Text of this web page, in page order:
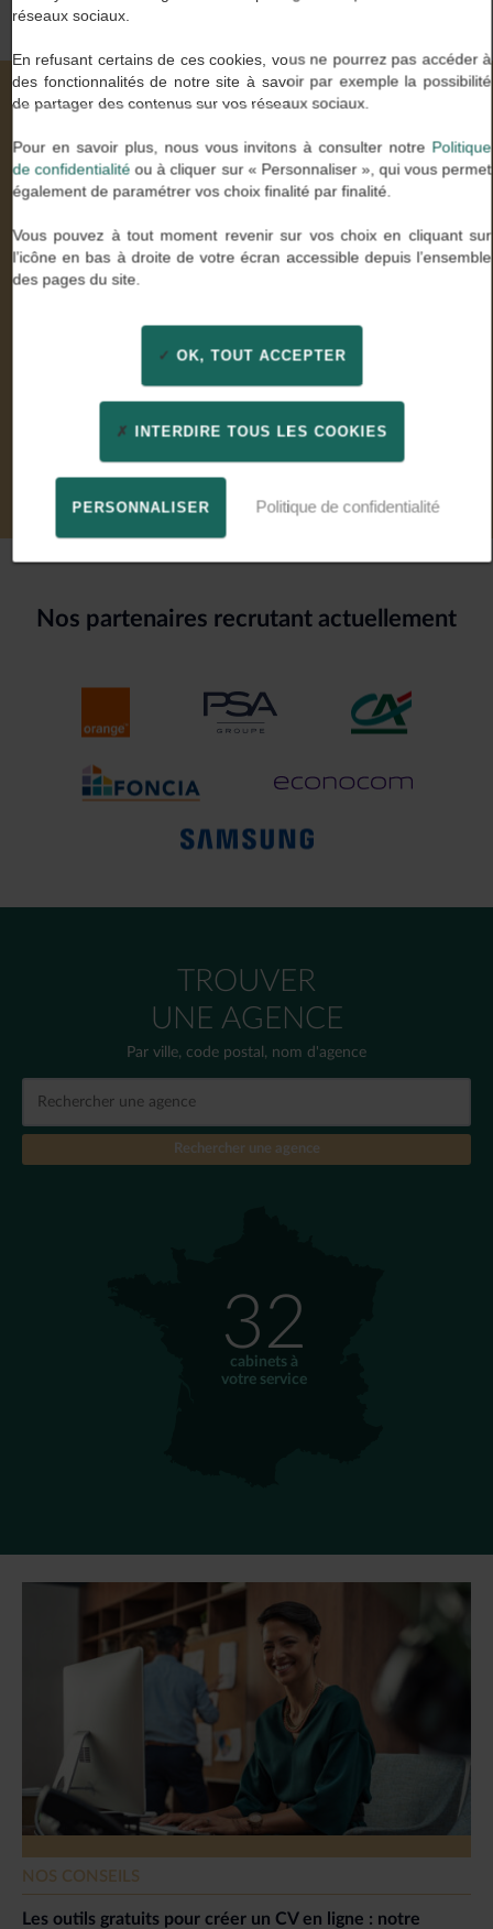
Nos valeurs à travers vos mots
Comptable général
« Enfin des consultants experts de mon métier qui ont
Nos partenaires recrutant actuellement
TROUVER
UNE AGENCE
Par ville, code postal, nom d'agence
32
cabinets à
votre service
NOS CONSEILS
Les outils gratuits pour créer un CV en ligne : notre
réseaux sociaux.
En refusant certains de ces cookies, vous ne pourrez pas accéder à
des fonctionnalités de notre site à savoir par exemple la possibilité
de partager des contenus sur vos réseaux sociaux.
Pour en savoir plus, nous vous invitons à consulter notre Politique
de confidentialité ou à cliquer sur « Personnaliser », qui vous permet
également de paramétrer vos choix finalité par finalité.
Vous pouvez à tout moment revenir sur vos choix en cliquant sur
l’icône en bas à droite de votre écran accessible depuis l’ensemble
des pages du site.
OK, TOUT ACCEPTER
INTERDIRE TOUS LES COOKIES
PERSONNALISER Politique de confidentialité